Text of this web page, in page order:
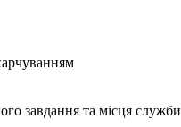
завдання та місця служби